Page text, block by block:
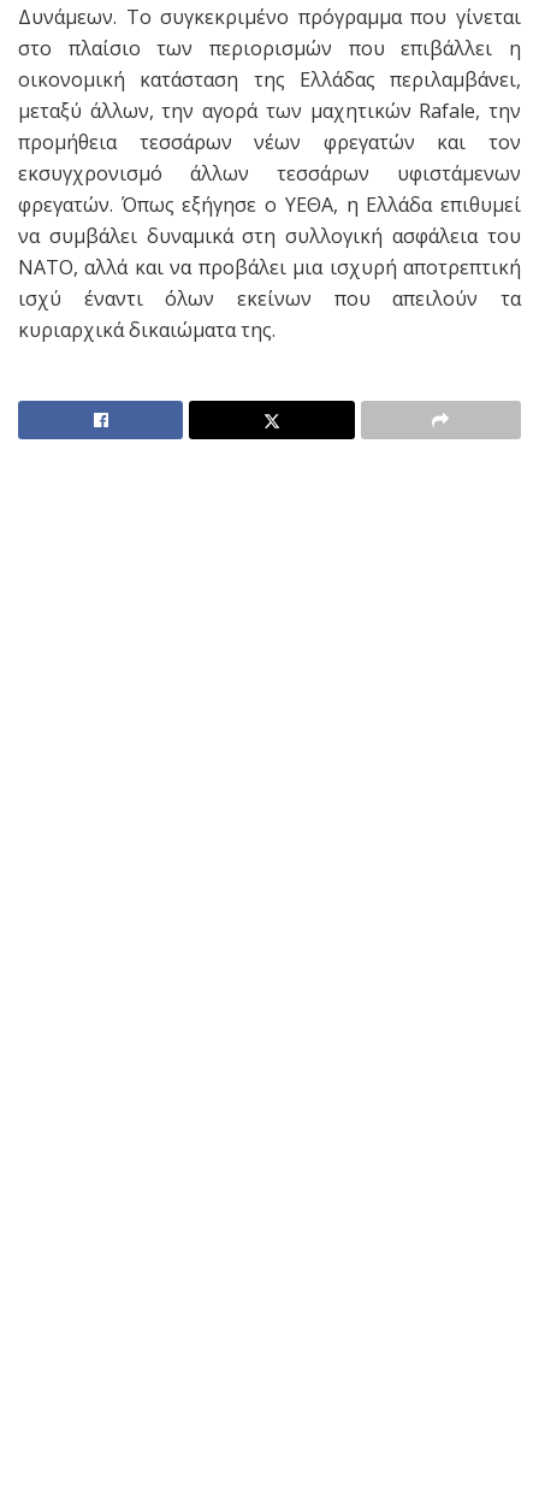
Δυνάμεων. Το συγκεκριμένο πρόγραμμα που γίνεται
στο πλαίσιο των περιορισμών που επιβάλλει η
οικονομική κατάσταση της Ελλάδας περιλαμβάνει,
μεταξύ άλλων, την αγορά των μαχητικών Rafale, την
προμήθεια τεσσάρων νέων φρεγατών και τον
εκσυγχρονισμό άλλων τεσσάρων υφιστάμενων
φρεγατών. Όπως εξήγησε ο ΥΕΘΑ, η Ελλάδα επιθυμεί
να συμβάλει δυναμικά στη συλλογική ασφάλεια του
ΝΑΤΟ, αλλά και να προβάλει μια ισχυρή αποτρεπτική
ισχύ έναντι όλων εκείνων που απειλούν τα
κυριαρχικά δικαιώματα της.